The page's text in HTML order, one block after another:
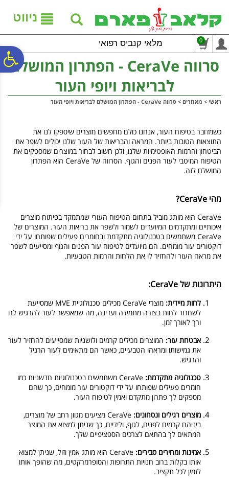
נגישות
אתר
המרכזי
ניווט
מלאי קנביס רפואי 0
סרווה CeraVe - הפתרון המושלם
לבריאות ויופי העור
ראשי > מאמרים > סרווה CeraVe - הפתרון המושלם לבריאות ויופי העור
כשמדובר בטיפוח העור, אנחנו כולם מחפשים מוצרים שיספקו לנו את
התוצאות הטובות ביותר. המראה והבריאות של העור שלנו יכולים לשפר את
הביטחון והרמות האופטימיות שלנו, ולכן חשוב לבחור במוצרים שמספקים את
הטיפוח המיטבי לעור הפנים והגוף. הסרווה של CeraVe הוא הפתרון
המושלם לזה.
מהי CeraVe?
CeraVe הוא מותג מוביל בתחום הטיפוח העורי שמתמקד בפיתוח מוצרים
איכותיים ומתקדמים המיועדים לשמור ולשפר את בריאות העור. המוצרים של
CeraVe משתמשים בטכנולוגיה מתקדמת ובחומרים פעילים שפותחו על ידי
דוקטורים עור מומחים. הם מיועדים לטיפוח עור הפנים והגוף ומסייעים לשפר
את מראה העור ולהחזיר לו את הלחות והרמות הטבעיות.
היתרונות של CeraVe:
לחות מיידית:
מוצרי CeraVe מכילים טכנולוגיית MVE שמסייעת
לשחרור לחות בצורה מתמידה ועדינה, מה שמאפשר לעור להרגיש לח
ורך לאורך זמן.
אבטחת עור: המוצרים מכילים קרמים ולושניות שמסייעים להחזיר לעור
את גמישותו ומראהו הטבעיים, כאשר הם מתאימים לעור הרגיל
והרגיש.
טכנולוגיה מתקדמת:
CeraVe משתמשים בטכנולוגיות חדשניות כמו
חומרים פעילים שפותחו על ידי דוקטורים עור מומחים, כך שהם
מספקים לך פתרון מתקדם ואמין לטיפוח העור.
מוצרים רגילים ונסחונים:
CeraVe מציעים מגוון רחב של מוצרים,
ביניהם קרמים לפנים, לגוף, ולידיים, כך שניתן למצוא את המוצר
המתאים לך בהתאם לצרכים הספציפיים שלך.
אמינות ומחירים סבירים:
CeraVe הוא מותג אמין וזול, שניתן למצוא
אותו בקלות ברוב חנויות התרופות והסופרמרקטים, מה שהופך אותו
לזמין לכל תקציב.